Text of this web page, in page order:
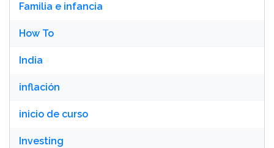
Familia e infancia
How To
India
inflación
inicio de curso
Investing